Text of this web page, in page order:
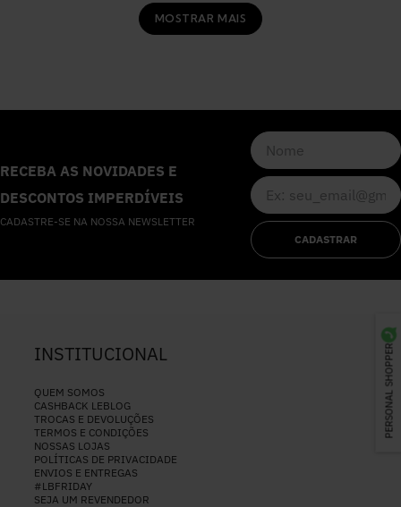
PERSONAL SHOPPER
MOSTRAR MAIS
RECEBA AS NOVIDADES E
DESCONTOS IMPERDÍVEIS
CADASTRE-SE NA NOSSA NEWSLETTER
CADASTRAR
INSTITUCIONAL
QUEM SOMOS
CASHBACK LEBLOG
TROCAS E DEVOLUÇÕES
TERMOS E CONDIÇÕES
NOSSAS LOJAS
POLÍTICAS DE PRIVACIDADE
ENVIOS E ENTREGAS
#LBFRIDAY
SEJA UM REVENDEDOR